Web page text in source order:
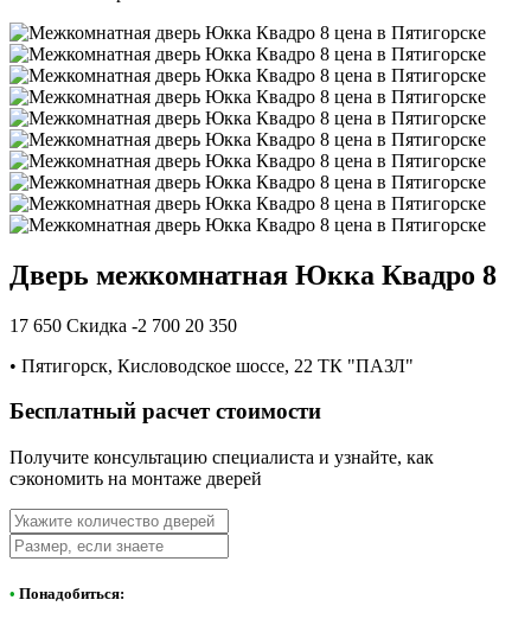
Дверь межкомнатная Юкка Квадро 8
17 650 Скидка -2 700 20 350
• Пятигорск, Кисловодское шоссе, 22 ТК "ПАЗЛ"
Бесплатный расчет стоимости
Получите консультацию специалиста и узнайте, как
сэкономить на монтаже дверей
• Понадобиться: